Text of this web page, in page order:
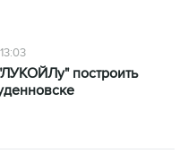
построить